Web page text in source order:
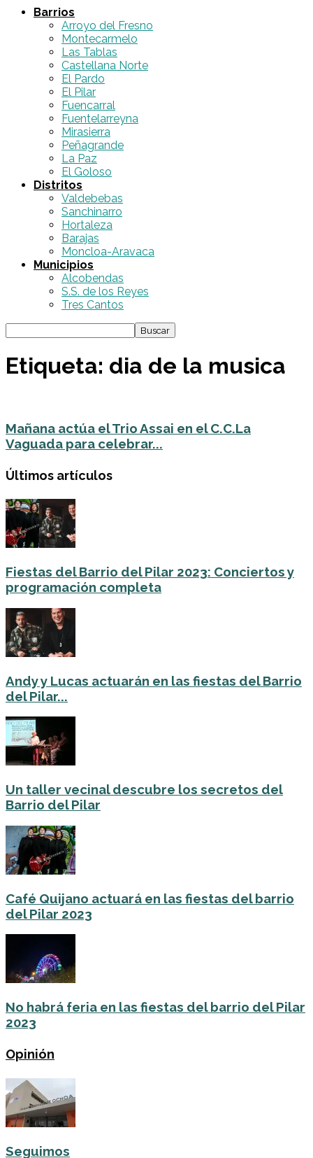
Barrios
Arroyo del Fresno
Montecarmelo
Las Tablas
Castellana Norte
El Pardo
El Pilar
Fuencarral
Fuentelarreyna
Mirasierra
Peñagrande
La Paz
El Goloso
Distritos
Valdebebas
Sanchinarro
Hortaleza
Barajas
Moncloa-Aravaca
Municipios
Alcobendas
S.S. de los Reyes
Tres Cantos
Etiqueta: dia de la musica
Mañana actúa el Trio Assai en el C.C.La
Vaguada para celebrar...
Últimos artículos
Fiestas del Barrio del Pilar 2023: Conciertos y
programación completa
Andy y Lucas actuarán en las fiestas del Barrio
del Pilar...
Un taller vecinal descubre los secretos del
Barrio del Pilar
Café Quijano actuará en las fiestas del barrio
del Pilar 2023
No habrá feria en las fiestas del barrio del Pilar
2023
Opinión
Seguimos